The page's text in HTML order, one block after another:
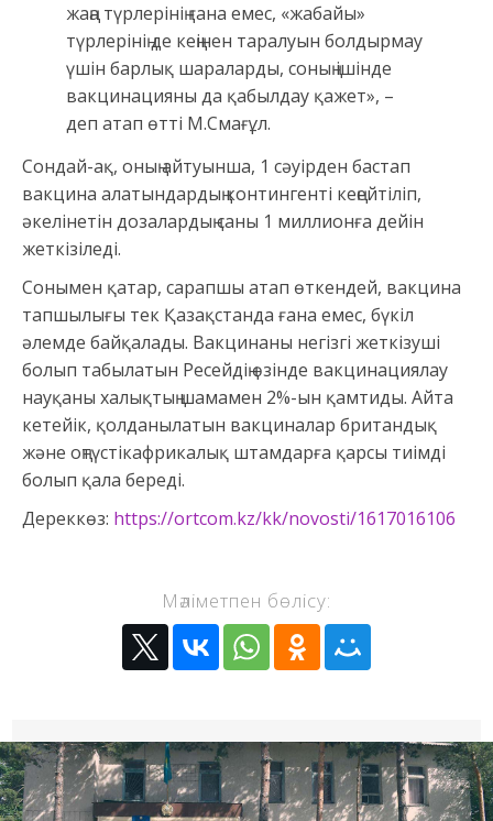
жаңа түрлерінің ғана емес, «жабайы»
түрлерінің де кеңінен таралуын болдырмау
үшін барлық шараларды, соның ішінде
вакцинацияны да қабылдау қажет», –
деп атап өтті М.Смағұл.
Сондай-ақ, оның айтуынша, 1 сәуірден бастап
вакцина алатындардың контингенті кеңейтіліп,
әкелінетін дозалардың саны 1 миллионға дейін
жеткізіледі.
Сонымен қатар, сарапшы атап өткендей, вакцина
тапшылығы тек Қазақстанда ғана емес, бүкіл
әлемде байқалады. Вакцинаны негізгі жеткізуші
болып табылатын Ресейдің өзінде вакцинациялау
науқаны халықтың шамамен 2%-ын қамтиды. Айта
кетейік, қолданылатын вакциналар британдық
және оңтүстікафрикалық штамдарға қарсы тиімді
болып қала береді.
Дереккөз: https://ortcom.kz/kk/novosti/1617016106
Мәліметпен бөлісу: